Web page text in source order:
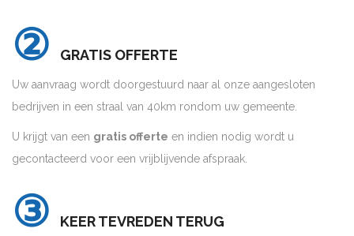
② GRATIS OFFERTE
Uw aanvraag wordt doorgestuurd naar al onze aangesloten
bedrijven in een straal van 40km rondom uw gemeente.
U krijgt van een gratis offerte en indien nodig wordt u
gecontacteerd voor een vrijblijvende afspraak.
③ KEER TEVREDEN TERUG